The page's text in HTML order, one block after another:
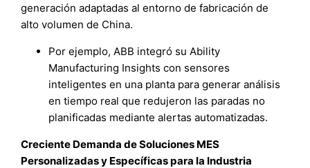
generación adaptadas al entorno de fabricación de
alto volumen de China.
Por ejemplo, ABB integró su Ability
Manufacturing Insights con sensores
inteligentes en una planta para generar análisis
en tiempo real que redujeron las paradas no
planificadas mediante alertas automatizadas.
Creciente Demanda de Soluciones MES
Personalizadas y Específicas para la Industria